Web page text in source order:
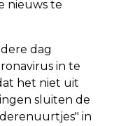
nieuws te
dag
in te
het niet uit
sluiten de
in